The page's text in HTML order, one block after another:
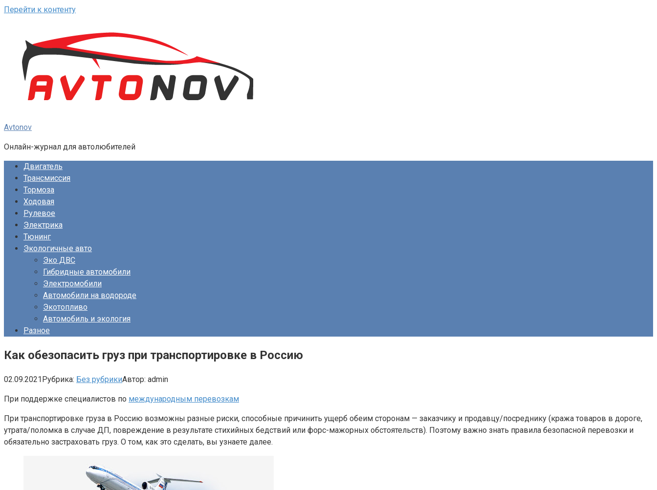
Перейти к контенту
Avtonov
Онлайн-журнал для автолюбителей
Двигатель
Трансмиссия
Тормоза
Ходовая
Рулевое
Электрика
Тюнинг
Экологичные авто
Эко ДВС
Гибридные автомобили
Электромобили
Автомобили на водороде
Экотопливо
Автомобиль и экология
Разное
Как обезопасить груз при транспортировке в Россию
02.09.2021Рубрика: Без рубрикиАвтор: admin
При поддержке специалистов по международным перевозкам
При транспортировке груза в Россию возможны разные риски, способные причинить ущерб обеим сторонам — заказчику и продавцу/посреднику (кража товаров в дороге,
утрата/поломка в случае ДП, повреждение в результате стихийных бедствий или форс-мажорных обстоятельств). Поэтому важно знать правила безопасной перевозки и
обязательно застраховать груз. О том, как это сделать, вы узнаете далее.